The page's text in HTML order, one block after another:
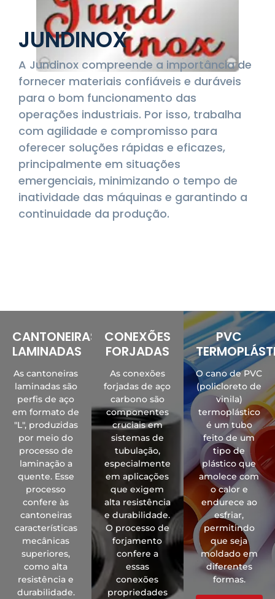
JUNDINOX
A Jundinox compreende a importância de
fornecer materiais confiáveis e duráveis
para o bom funcionamento das
operações industriais. Por isso, trabalha
com agilidade e compromisso para
oferecer soluções rápidas e eficazes,
principalmente em situações
emergenciais, minimizando o tempo de
inatividade das máquinas e garantindo a
continuidade da produção.
CANTONEIRAS
LAMINADAS
As cantoneiras
laminadas são
perfis de aço
em formato de
"L", produzidas
por meio do
processo de
laminação a
quente. Esse
processo
confere às
cantoneiras
características
mecânicas
superiores,
como alta
resistência e
durabilidade.
CONEXÕES
FORJADAS
As conexões
forjadas de aço
carbono são
componentes
cruciais em
sistemas de
tubulação,
especialmente
em aplicações
que exigem
alta resistência
e durabilidade.
O processo de
forjamento
confere a
essas
conexões
propriedades
PVC
O cano de PVC
(policloreto de
vinila)
termoplástico
é um tubo
feito de um
tipo de
plástico que
amolece com
o calor e
endurece ao
esfriar,
permitindo
que seja
moldado em
diferentes
formas.